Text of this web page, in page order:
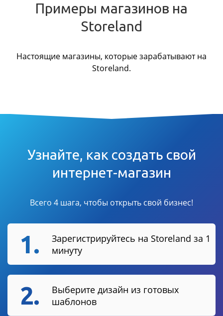
Примеры магазинов на
Storeland
Настоящие магазины, которые зарабатывают на
Storeland.
Узнайте, как создать свой
интернет-магазин
Всего 4 шага, чтобы открыть свой бизнес!
1.
Зарегистрируйтесь на Storeland за 1
минуту
2.
Выберите дизайн из готовых
шаблонов